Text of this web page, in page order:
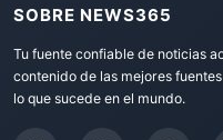
SOBRE NEWS365
Tu fuente confiable de noticias
contenido de las mejores
lo que sucede en el mundo.